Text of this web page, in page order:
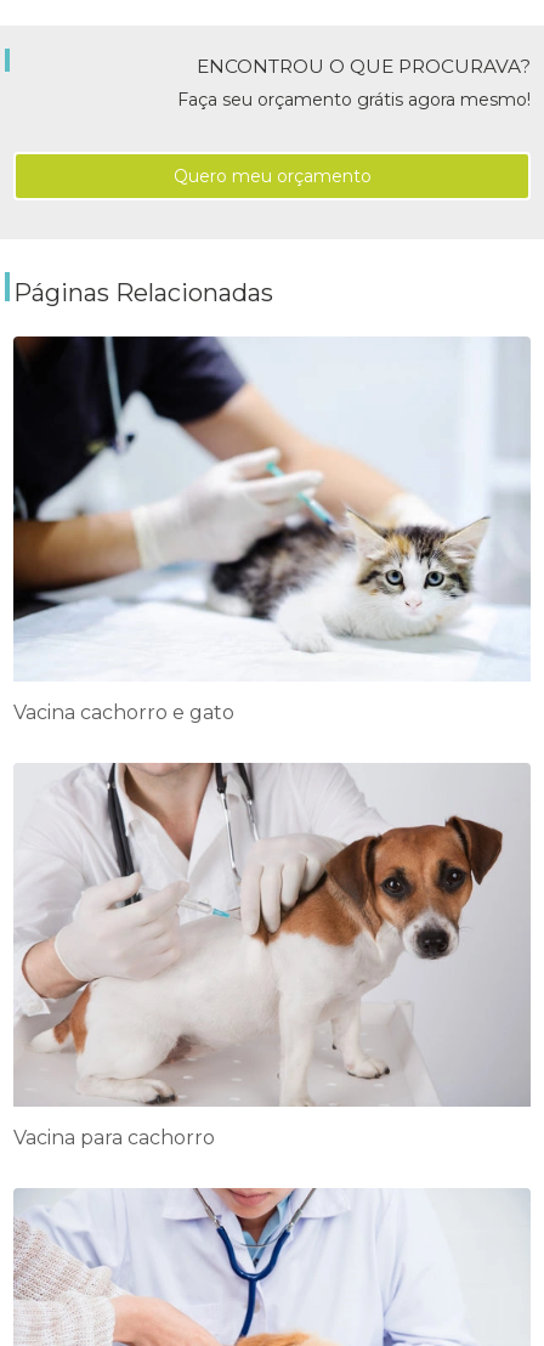
ENCONTROU O QUE PROCURAVA?
Faça seu orçamento grátis agora mesmo!
Quero meu orçamento
Páginas Relacionadas
Vacina cachorro e gato
Vacina para cachorro